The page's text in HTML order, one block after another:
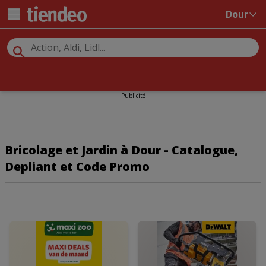
Dour
Publicité
Bricolage et Jardin à Dour - Catalogue,
Depliant et Code Promo